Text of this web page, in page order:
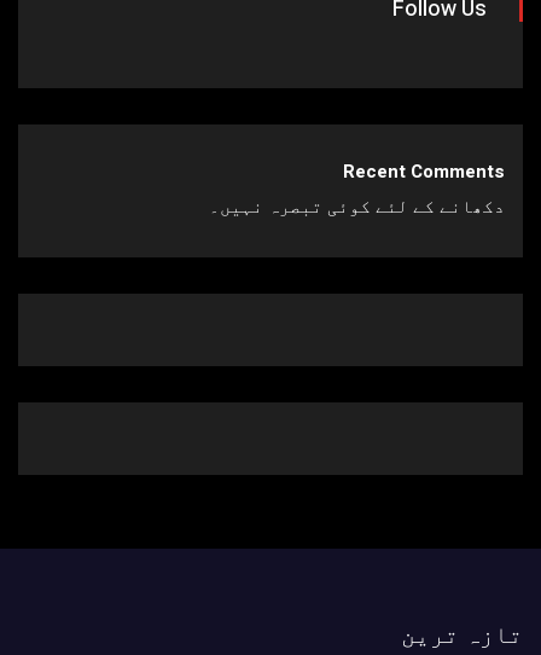
Follow Us
Recent Comments
دکھانے کے لئے کوئی تبصرہ نہیں۔
تازہ ترین